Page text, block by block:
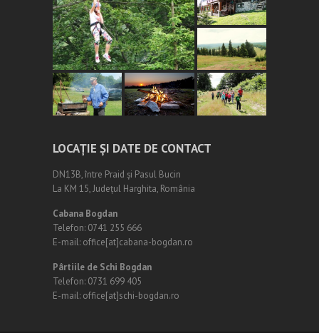
LOCAȚIE ȘI DATE DE CONTACT
DN13B, între Praid și Pasul Bucin
La KM 15, Județul Harghita, România
Cabana Bogdan
Telefon: 0741 255 666
E-mail: office[at]cabana-bogdan.ro
Pârtiile de Schi Bogdan
Telefon: 0731 699 405
E-mail: office[at]schi-bogdan.ro